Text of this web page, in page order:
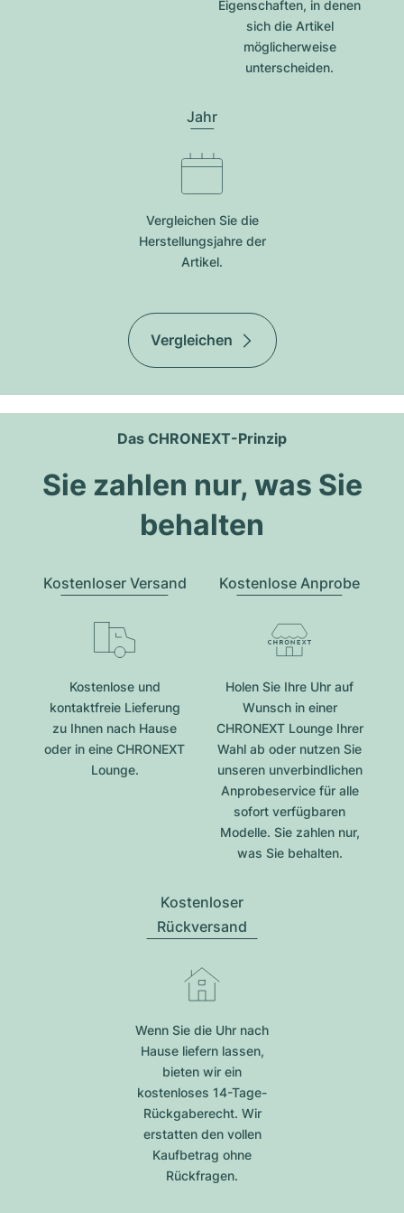
Eigenschaften, in denen
sich die Artikel
möglicherweise
unterscheiden.
Jahr
Vergleichen Sie die
Herstellungsjahre der
Artikel.
Vergleichen
Das CHRONEXT-Prinzip
Sie zahlen nur, was Sie
behalten
Kostenloser Versand
Kostenlose und
kontaktfreie Lieferung
zu Ihnen nach Hause
oder in eine CHRONEXT
Lounge.
Kostenlose Anprobe
Holen Sie Ihre Uhr auf
Wunsch in einer
CHRONEXT Lounge Ihrer
Wahl ab oder nutzen Sie
unseren unverbindlichen
Anprobeservice für alle
sofort verfügbaren
Modelle. Sie zahlen nur,
was Sie behalten.
Kostenloser
Rückversand
Wenn Sie die Uhr nach
Hause liefern lassen,
bieten wir ein
kostenloses 14-Tage-
Rückgaberecht. Wir
erstatten den vollen
Kaufbetrag ohne
Rückfragen.